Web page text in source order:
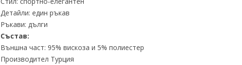
Детайли: един ръкав
Ръкави: дълги
Състав:
Външна част: 95% вискоза и 5% полиестер
Производител Турция